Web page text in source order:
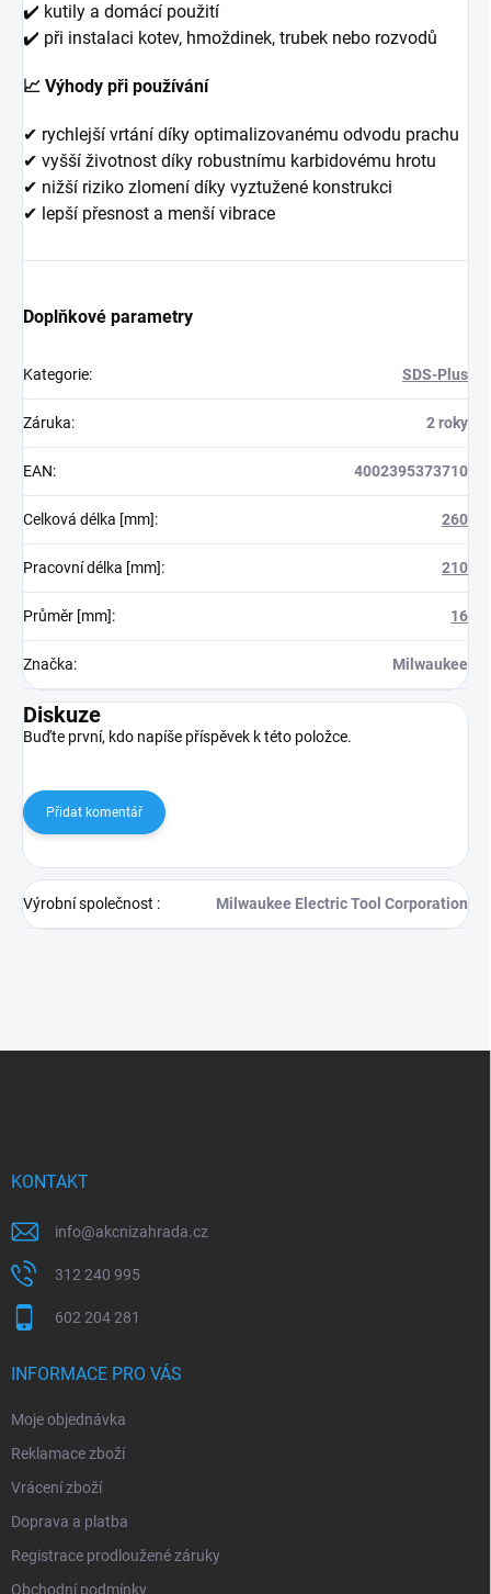
✔️ kutily a domácí použití
✔️ při instalaci kotev, hmoždinek, trubek nebo rozvodů
📈 Výhody při používání
✔ rychlejší vrtání díky optimalizovanému odvodu prachu
✔ vyšší životnost díky robustnímu karbidovému hrotu
✔ nižší riziko zlomení díky vyztužené konstrukci
✔ lepší přesnost a menší vibrace
Doplňkové parametry
Kategorie: SDS-Plus
Záruka: 2 roky
EAN: 4002395373710
Celková délka [mm]: 260
Pracovní délka [mm]: 210
Průměr [mm]: 16
Značka: Milwaukee
Diskuze
Buďte první, kdo napíše příspěvek k této položce.
Přidat komentář
Výrobní společnost : Milwaukee Electric Tool Corporation
KONTAKT
info@akcnizahrada.cz
312 240 995
602 204 281
INFORMACE PRO VÁS
Moje objednávka
Reklamace zboží
Vrácení zboží
Doprava a platba
Registrace prodloužené záruky
Obchodní podmínky